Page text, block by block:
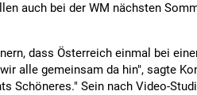
auch bei der WM nächsten
dass Österreich einmal bei
alle gemeinsam da hin", sagte
Schöneres." Sein nach Video-